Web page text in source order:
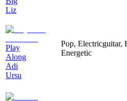
Liz
Play
Along
Adi
Ursu
Pop, Electricguitar,
Energetic